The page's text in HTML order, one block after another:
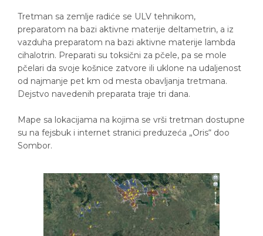
Tretman sa zemlje radiće se ULV tehnikom,
preparatom na bazi aktivne materije deltametrin, a iz
vazduha preparatom na bazi aktivne materije lambda
cihalotrin. Preparati su toksični za pčele, pa se mole
pčelari da svoje košnice zatvore ili uklone na udaljenost
od najmanje pet km od mesta obavljanja tretmana.
Dejstvo navedenih preparata traje tri dana.
Mape sa lokacijama na kojima se vrši tretman dostupne
su na fejsbuk i internet stranici preduzeća „Oris“ doo
Sombor.